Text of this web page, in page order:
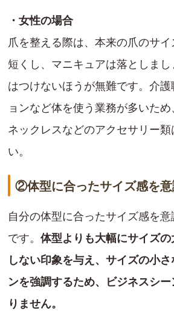
・女性の場合
爪を整える際は、本来の爪のサ
短くし、マニキュアは落としま
はつけないほうが無難です。介
ョンなど体を使う業務が多いた
ネックレスなどのアクセサリー類
い。
②体型に合ったサイズ感を意
自分の体型に合ったサイズ感を
です。 体型よりも大幅にサイズ
しない印象を与え、サイズの小
ンを強調するため、ビジネスシ
りません。